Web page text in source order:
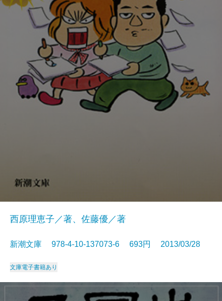
西原理恵子／著、佐藤優／著
新潮文庫 978-4-10-137073-6 693円 2013/03/28
文庫電子書籍あり